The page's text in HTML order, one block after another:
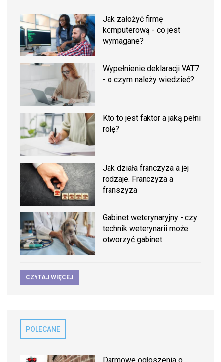
Jak założyć firmę
komputerową - co jest
wymagane?
Wypełnienie deklaracji VAT7
- o czym należy wiedzieć?
Kto to jest faktor a jaką pełni
rolę?
Jak działa franczyza a jej
rodzaje. Franczyza a
franszyza
Gabinet weterynaryjny - czy
technik weterynarii może
otworzyć gabinet
CZYTAJ WIĘCEJ
POLECANE
Darmowe ogłoszenia o